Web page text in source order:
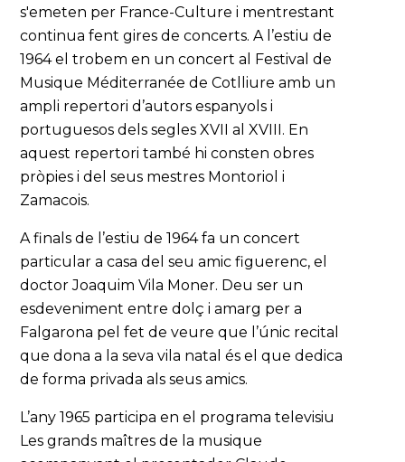
s'emeten per France-Culture i mentrestant
continua fent gires de concerts. A l’estiu de
1964 el trobem en un concert al Festival de
Musique Méditerranée de Cotlliure amb un
ampli repertori d’autors espanyols i
portuguesos dels segles XVII al XVIII. En
aquest repertori també hi consten obres
pròpies i del seus mestres Montoriol i
Zamacois.
A finals de l’estiu de 1964 fa un concert
particular a casa del seu amic figuerenc, el
doctor Joaquim Vila Moner. Deu ser un
esdeveniment entre dolç i amarg per a
Falgarona pel fet de veure que l’únic recital
que dona a la seva vila natal és el que dedica
de forma privada als seus amics.
L’any 1965 participa en el programa televisiu
Les grands maîtres de la musique